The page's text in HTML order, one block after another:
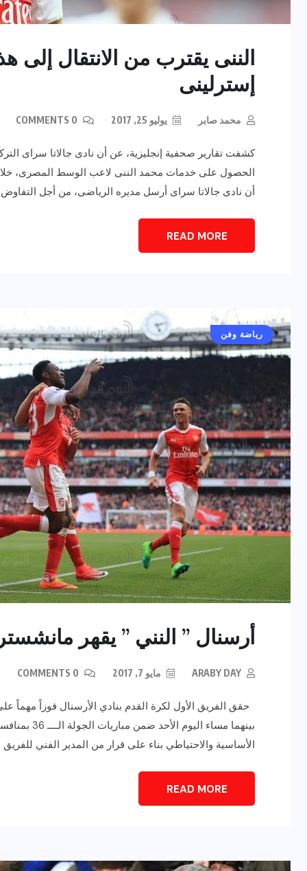
إسترلينى
محمد صابر يوليو 25, 2017
كشفت تقارير صحفية إنجليزية، عن أن نادى جالاتا سراى
الحصول على خدمات محمد الننى لاعب الوسط المصرى، خلال
أن نادى جالاتا سراى أرسل مديره الرياضى، من أجل
READ MORE
رياضة وفن
أرسنال ” النني ” يقهر مانشستر
ARABY DAY مايو 7, 2017
حقق الفريق الأول لكرة القدم بنادي الأرسنال فوزاً
بينهما
الأساسية والاحتياطي بناء على قرار من المدير الفني
READ MORE